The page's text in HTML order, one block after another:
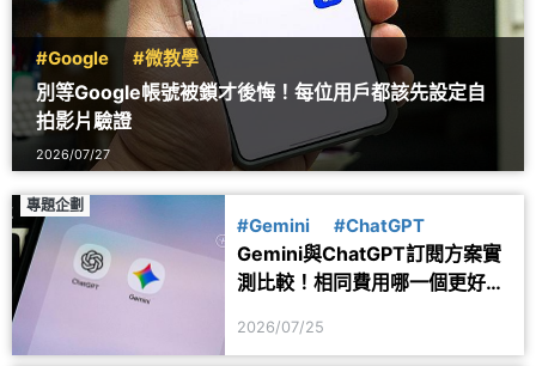
#Google #微教學
別等Google帳號被鎖才後悔！每位用戶都該先設定自
拍影片驗證
2026/07/27
專題企劃
#Gemini #ChatGPT
Gemini與ChatGPT訂閱方案實
測比較！相同費用哪一個更好
2026/07/25